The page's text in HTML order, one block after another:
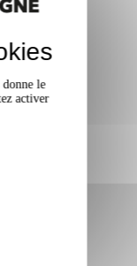
le
activer